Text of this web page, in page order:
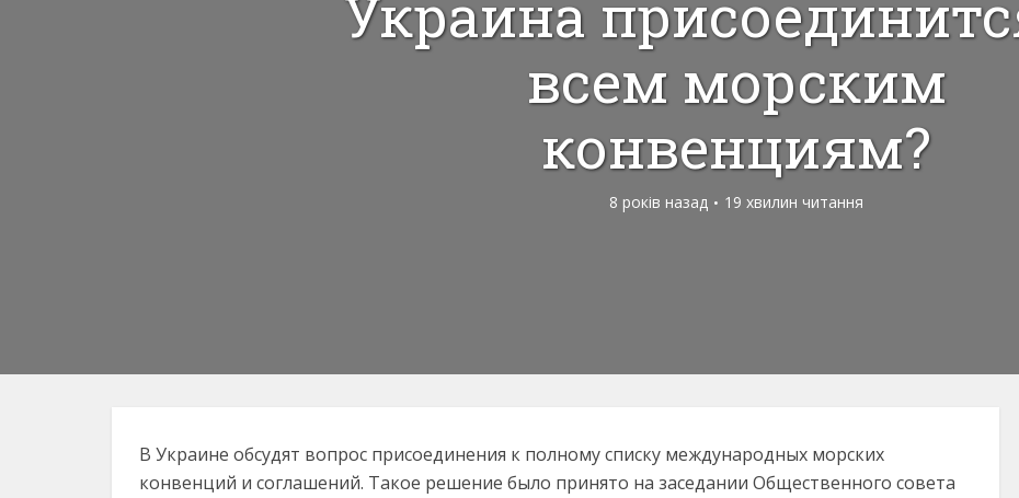
Украина
всем морским
конвенциям?
8 років назад 19 хвилин читання
В Украине обсудят вопрос присоединения к полному списку международных морских
конвенций и соглашений. Такое решение было принято на заседании Общественного совета